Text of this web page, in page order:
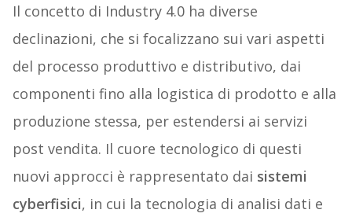
Il concetto di Industry 4.0 ha diverse
declinazioni, che si focalizzano sui vari aspetti
del processo produttivo e distributivo, dai
componenti fino alla logistica di prodotto e alla
produzione stessa, per estendersi ai servizi
post vendita. Il cuore tecnologico di questi
nuovi approcci è rappresentato dai sistemi
cyberfisici, in cui la tecnologia di analisi dati e